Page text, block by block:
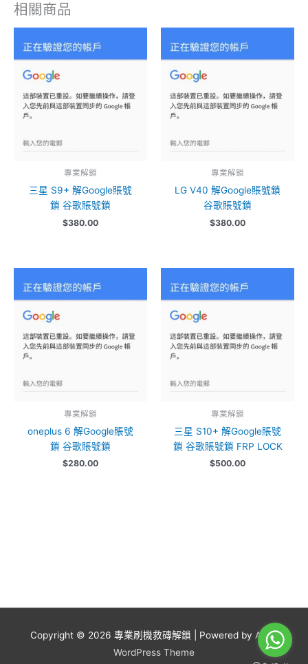
相關商品
專業解鎖
三星 S9+ 解Google賬號
鎖 谷歌賬號鎖
$380.00
專業解鎖
LG V40 解Google賬號鎖
谷歌賬號鎖
$380.00
專業解鎖
oneplus 6 解Google賬號
鎖 谷歌賬號鎖
$280.00
專業解鎖
三星 S10+ 解Google賬號
鎖 谷歌賬號鎖 FRP LOCK
$500.00
Copyright © 2026 專業刷機救磚解鎖 | Powered by Astra
WordPress Theme